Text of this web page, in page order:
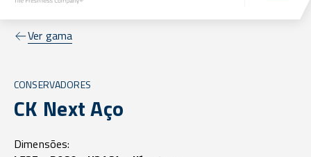
Ver gama
CONSERVADORES
CK Next Aço
Dimensões: